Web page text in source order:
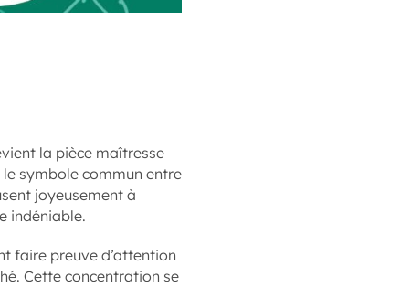
la pièce maîtresse
symbole commun entre
joyeusement à
indéniable.
faire preuve d’attention
Cette concentration se